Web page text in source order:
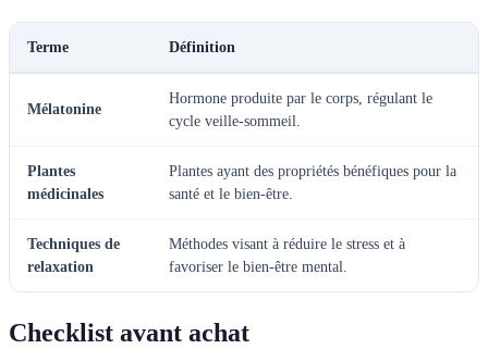
Terme Définition
Mélatonine
Hormone produite par le corps, régulant le
cycle veille-sommeil.
Plantes
médicinales
Plantes ayant des propriétés bénéfiques pour la
santé et le bien-être.
Techniques de
relaxation
Méthodes visant à réduire le stress et à
favoriser le bien-être mental.
Checklist avant achat